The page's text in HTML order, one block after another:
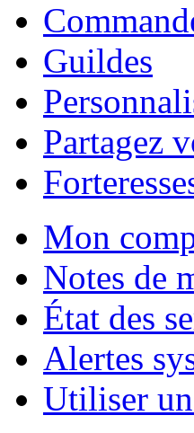
Guildes
Partagez
Mon
Notes de
État des
Alertes
Utiliser